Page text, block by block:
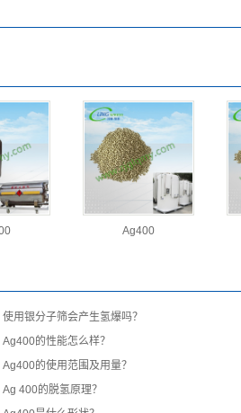
Ag400
使用银分子筛会产生氢爆吗？
Ag400的性能怎么样？
Ag400的使用范围及用量？
Ag 400的脱氢原理？